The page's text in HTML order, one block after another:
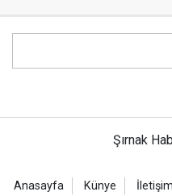
Şırnak
Anasayfa Künye İletişim